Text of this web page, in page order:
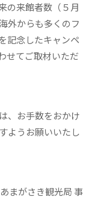
の来館者数（５月
外からも多くのフ
記念したキャンペ
せてご取材いただ
、お手数をおかけ
ようお願いいたし
まがさき観光局 事